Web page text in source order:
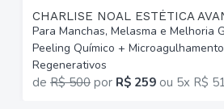
Para Manchas, Melasma e Melhoria
Peeling Químico +
Regenerativos
de R$ 500 por R$ 259 ou 5x R$